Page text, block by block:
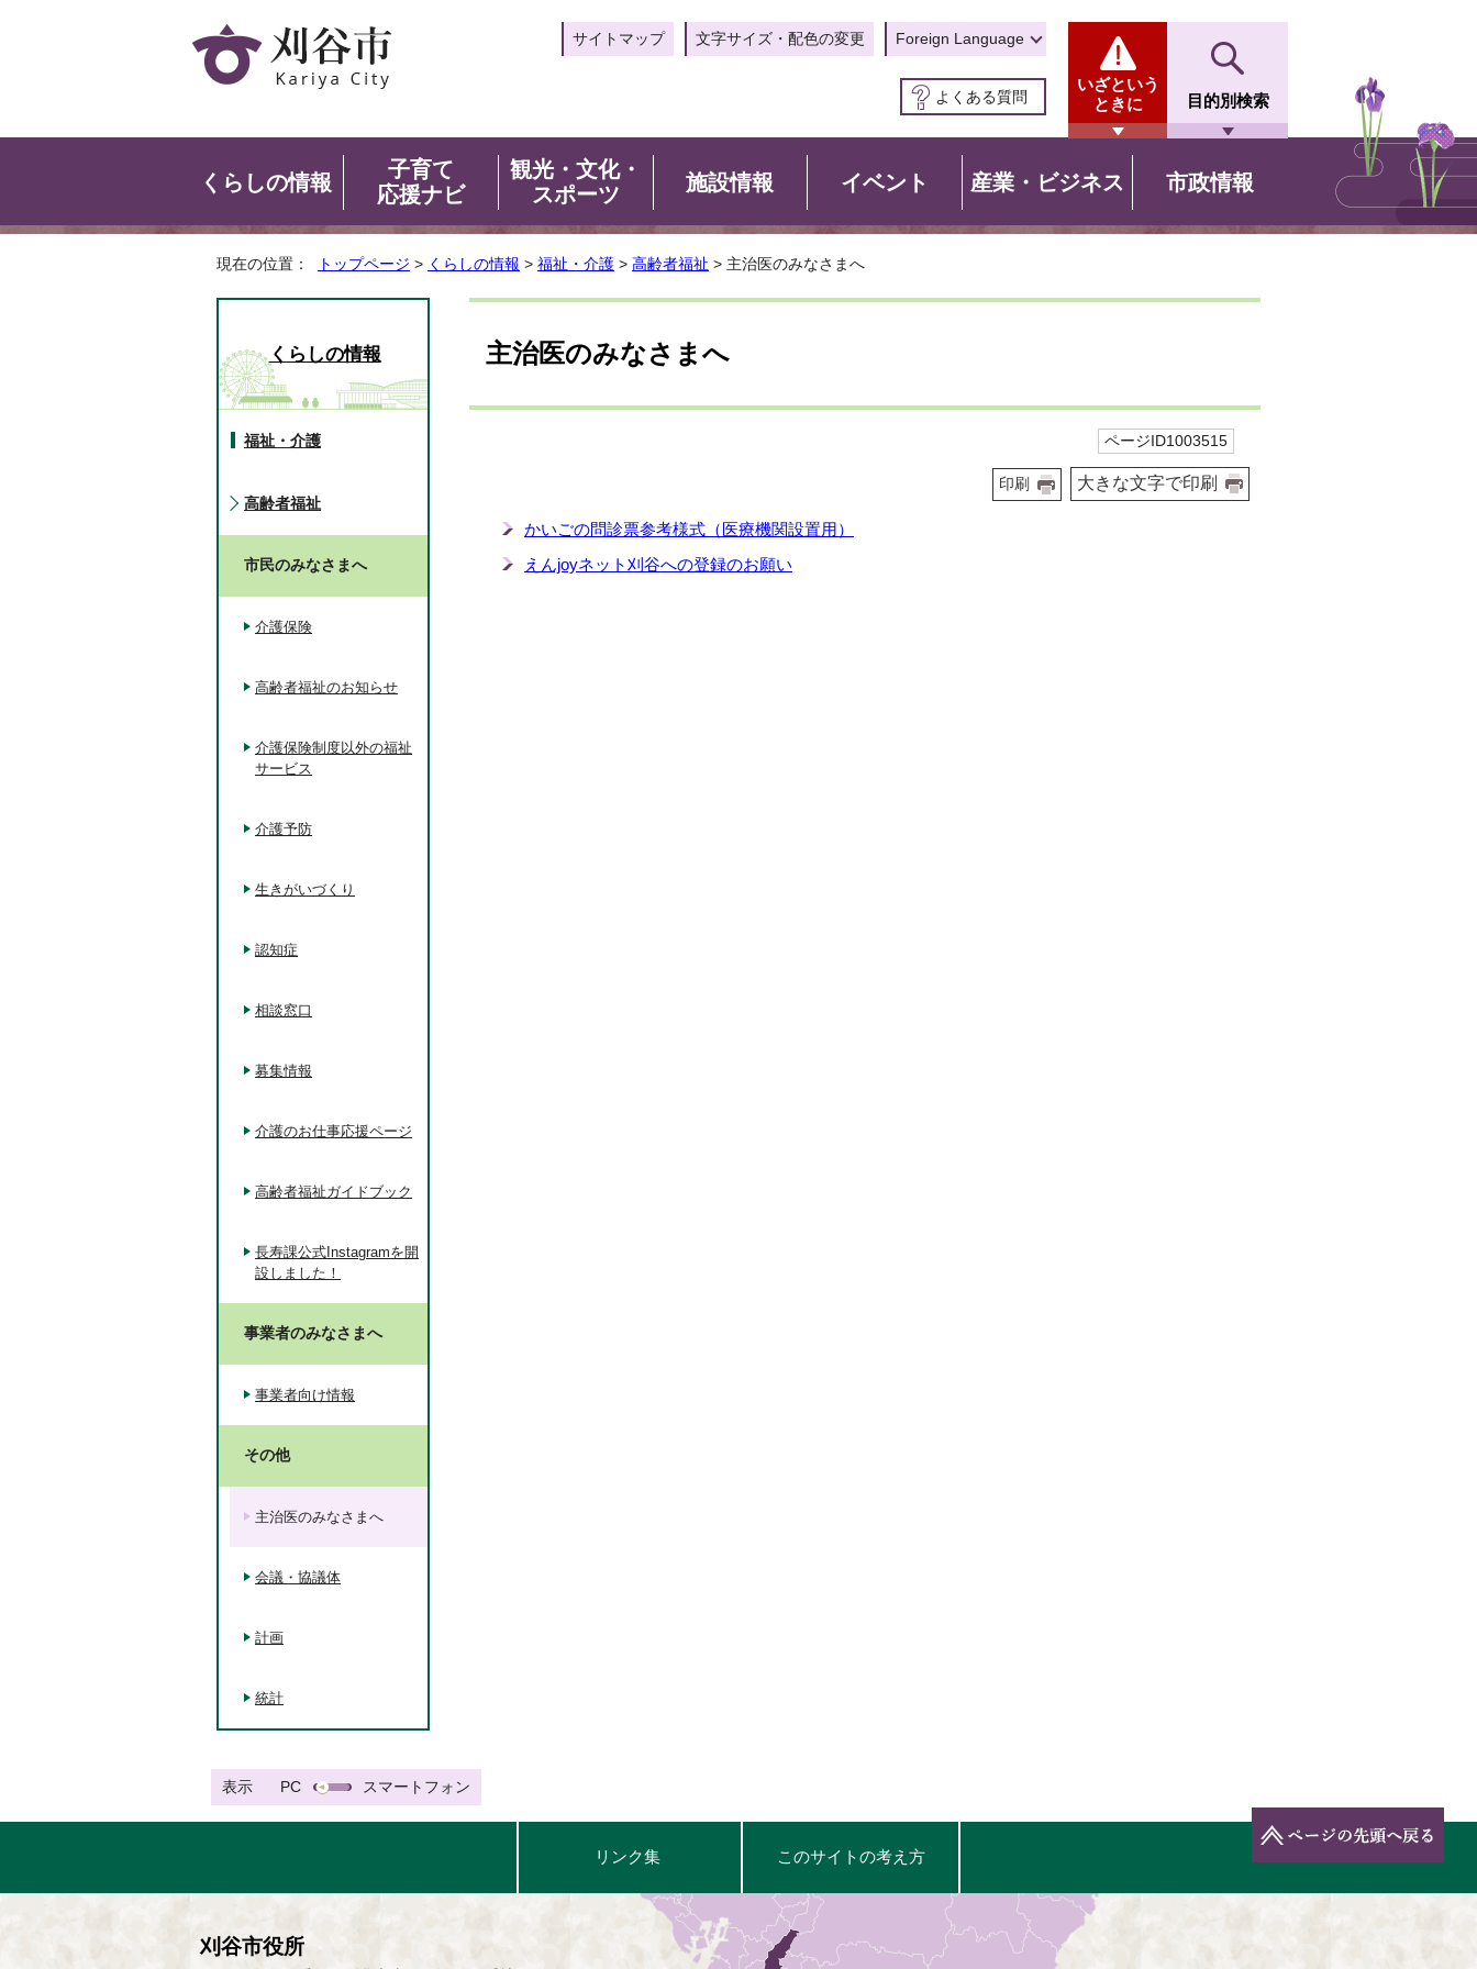
サイトマップ 文字サイズ・配色の変更 Foreign Language
よくある質問
いざという
ときに
目的別検索
くらしの情報
子育て
応援ナビ
観光・文化・
スポーツ
施設情報 イベント 産業・ビジネス 市政情報
現在の位置： トップページ > くらしの情報 > 福祉・介護 > 高齢者福祉 > 主治医のみなさまへ
主治医のみなさまへ
ページID1003515
印刷 大きな文字で印刷
かいごの問診票参考様式（医療機関設置用）
えんjoyネット刈谷への登録のお願い
くらしの情報
福祉・介護
高齢者福祉
市民のみなさまへ
介護保険
高齢者福祉のお知らせ
介護保険制度以外の福祉
サービス
介護予防
生きがいづくり
認知症
相談窓口
募集情報
介護のお仕事応援ページ
高齢者福祉ガイドブック
長寿課公式Instagramを開
設しました！
事業者のみなさまへ
事業者向け情報
その他
主治医のみなさまへ
会議・協議体
計画
統計
表示 PC スマートフォン
リンク集 このサイトの考え方
刈谷市役所